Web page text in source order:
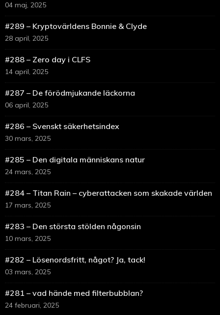
04 maj, 2025
#289 – Kryptovärldens Bonnie & Clyde
28 april, 2025
#288 – Zero day i CLFS
14 april, 2025
#287 – De förödmjukande läckorna
06 april, 2025
#286 – Svenskt säkerhetsindex
30 mars, 2025
#285 – Den digitala människans natur
24 mars, 2025
#284 – Titan Rain – cyberattacken som skakade världen
17 mars, 2025
#283 – Den största stölden någonsin
10 mars, 2025
#282 – Lösenordsfritt, något? Ja, tack!
03 mars, 2025
#281 – vad hände med filterbubblan?
24 februari, 2025